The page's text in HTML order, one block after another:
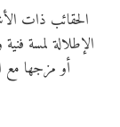
الإطلالة لمسة